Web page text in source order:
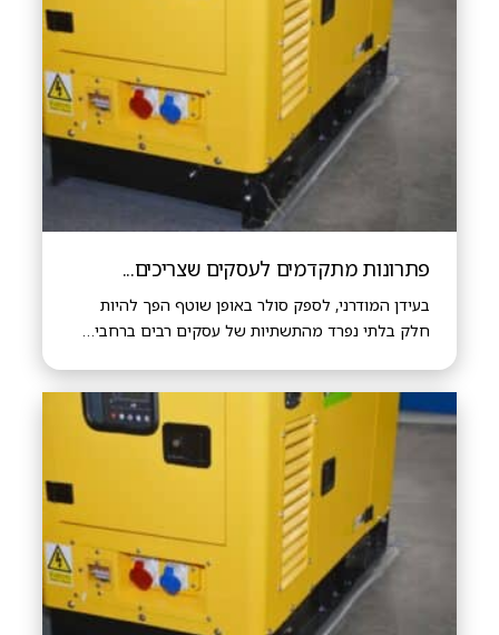
פתרונות מתקדמים לעסקים שצריכים...
בעידן המודרני, לספק סולר באופן שוטף הפך להיות
חלק בלתי נפרד מהתשתיות של עסקים רבים ברחבי…